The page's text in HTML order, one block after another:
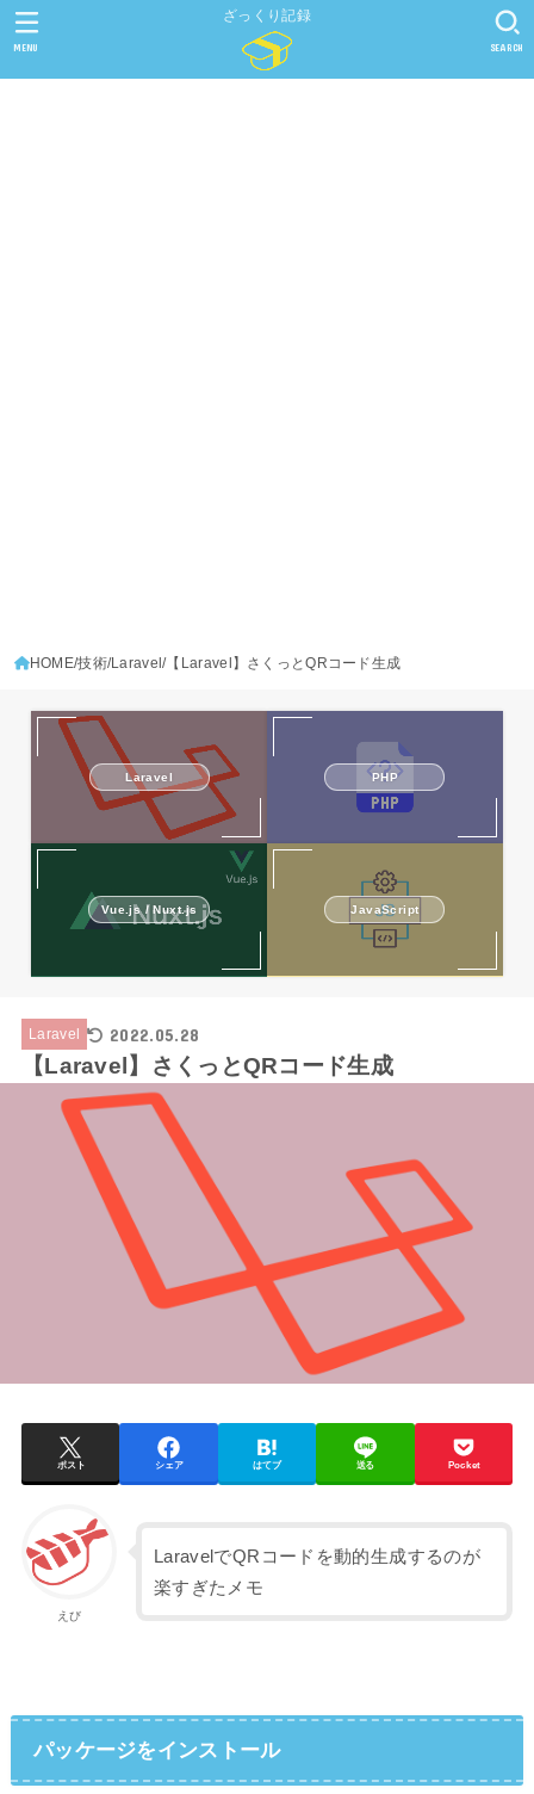
ざっくり記録
SEARCH
MENU
HOME 技術 Laravel 【Laravel】さくっとQRコード生成
Laravel PHP
Vue.js / Nuxt.js JavaScript
Laravel 2022.05.28
【Laravel】さくっとQRコード生成
ポスト シェア はてブ 送る Pocket
えび
LaravelでQRコードを動的生成するのが
楽すぎたメモ
パッケージをインストール